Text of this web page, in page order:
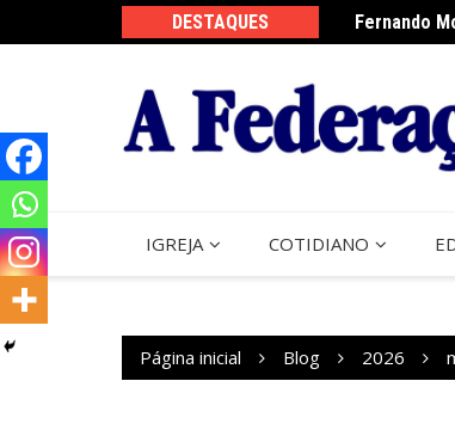
DESTAQUES Fernando
Curso
IGREJA COTIDIANO
Página inicial Blog 2026